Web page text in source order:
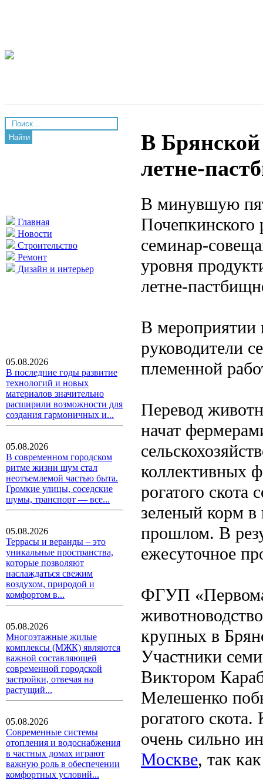
Найти
Главная
Новости
Строительство
Ремонт
Дизайн и интерьер
05.08.2026
В последние годы развитие
технологий и новых
материалов значительно
расширили возможности для
создания гармоничных и...
05.08.2026
В современном городском
ритме жизни шум стал
неотъемлемой частью быта.
Громкие улицы, соседские
шумы, транспорт — все...
05.08.2026
Террасы и веранды – это
уникальные пространства,
которые позволяют
наслаждаться свежим
воздухом, природой и
комфортом в...
05.08.2026
Многоэтажные жилые
комплексы (МЖК) являются
важной составляющей
современной городской
застройки, отвечая на
растущий...
05.08.2026
Современные системы
отопления и водоснабжения
в частных домах играют
важную роль в обеспечении
комфортных условий...
В Брянской
летне-
В минувшую
Почепкинского
семинар-
уровня
летне-
В мероприятии
руководители
племенной
Перевод
начат
коллективных
рогатого
зеленый корм
прошлом. В
ежесуточное
ФГУП
крупных в
Участники
Виктором
Мелешенко
рогатого
очень сильно
Москве, так